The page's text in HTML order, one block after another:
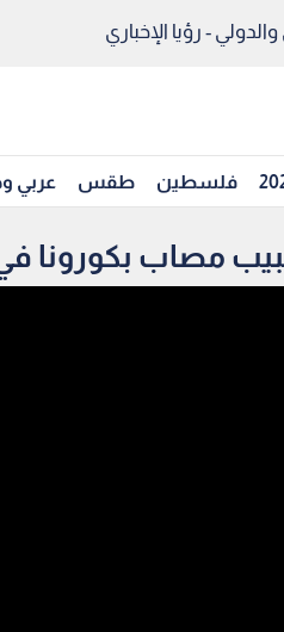
- رؤيا الإخباري
فلسطين طقس عربي
مصاب بكورونا في